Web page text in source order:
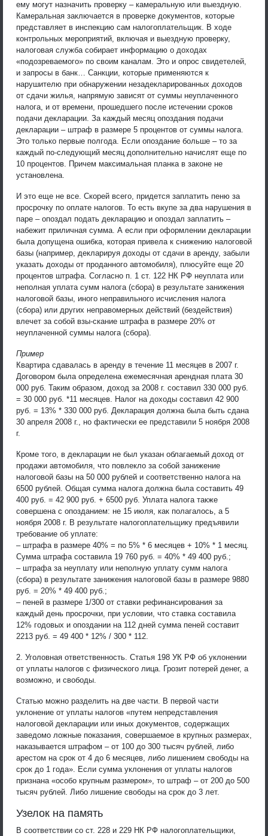
ему могут назначить проверку – камеральную или выездную.
Камеральная заключается в проверке документов, которые
представляет в инспекцию сам налогоплательщик. В ходе
контрольных мероприятий, включая и выездную проверку,
налоговая служба собирает информацию о доходах
«подозреваемого» по своим каналам. Это и опрос свидетелей,
и запросы в банк… Санкции, которые применяются к
нарушителю при обнаружении незадекларированных доходов
от сдачи жилья, напрямую зависят от суммы неуплаченного
налога, и от времени, прошедшего после истечении сроков
подачи декларации. За каждый месяц опоздания подачи
декларации – штраф в размере 5 процентов от суммы налога.
Это только первые полгода. Если опоздание больше – то за
каждый по-следующий месяц дополнительно начислят еще по
10 процентов. Причем максимальная планка в законе не
установлена.
И это еще не все. Скорей всего, придется заплатить пеню за
просрочку по оплате налогов. То есть вкупе за два нарушения в
паре – опоздал подать декларацию и опоздал заплатить –
набежит приличная сумма. А если при оформлении декларации
была допущена ошибка, которая привела к снижению налоговой
базы (например, декларируя доходы от сдачи в аренду, забыли
указать доходы от проданного автомобиля), плюсуйте еще 20
процентов штрафа. Согласно п. 1 ст. 122 НК РФ неуплата или
неполная уплата сумм налога (сбора) в результате занижения
налоговой базы, иного неправильного исчисления налога
(сбора) или других неправомерных действий (бездействия)
влечет за собой взы-скание штрафа в размере 20% от
неуплаченной суммы налога (сбора).
Пример
Квартира сдавалась в аренду в течение 11 месяцев в 2007 г.
Договором была определена ежемесячная арендная плата 30
000 руб. Таким образом, доход за 2008 г. составил 330 000 руб.
= 30 000 руб. *11 месяцев. Налог на доходы составил 42 900
руб. = 13% * 330 000 руб. Декларация должна была быть сдана
30 апреля 2008 г., но фактически ее представили 5 ноября 2008
г.
Кроме того, в декларации не был указан облагаемый доход от
продажи автомобиля, что повлекло за собой занижение
налоговой базы на 50 000 рублей и соответственно налога на
6500 рублей. Общая сумма налога должна была составить 49
400 руб. = 42 900 руб. + 6500 руб. Уплата налога также
совершена с опозданием: не 15 июля, как полагалось, а 5
ноября 2008 г. В результате налогоплательщику предъявили
требование об уплате:
– штрафа в размере 40% = по 5% * 6 месяцев + 10% * 1 месяц.
Сумма штрафа составила 19 760 руб. = 40% * 49 400 руб.;
– штрафа за неуплату или неполную уплату сумм налога
(сбора) в результате занижения налоговой базы в размере 9880
руб. = 20% * 49 400 руб.;
– пеней в размере 1/300 от ставки рефинансирования за
каждый день просрочки, при условии, что ставка составила
12% годовых и опоздании на 112 дней сумма пеней составит
2213 руб. = 49 400 * 12% / 300 * 112.
2. Уголовная ответственность. Статья 198 УК РФ об уклонении
от уплаты налогов с физического лица. Грозит потерей денег, а
возможно, и свободы.
Статью можно разделить на две части. В первой части
уклонение от уплаты налогов «путем непредставления
налоговой декларации или иных документов, содержащих
заведомо ложные показания, совершаемое в крупных размерах,
наказывается штрафом – от 100 до 300 тысяч рублей, либо
арестом на срок от 4 до 6 месяцев, либо лишением свободы на
срок до 1 года». Если сумма уклонения от уплаты налогов
признана «особо крупным размером», то штраф – от 200 до 500
тысяч рублей. Либо лишение свободы на срок до 3 лет.
Узелок на память
В соответствии со ст. 228 и 229 НК РФ налогоплательщики,